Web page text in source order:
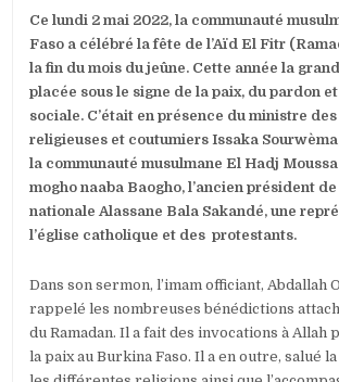
Ce lundi 2 mai 2022, la communauté
Faso a célébré la fête de l’Aïd El Fitr
la fin du mois du jeûne. Cette année la
placée sous le signe de la paix, du pardon
sociale. C’était en présence du ministre
religieuses et coutumiers Issaka
la communauté musulmane El Hadj
mogho naaba Baogho, l’ancien président de
nationale Alassane Bala Sakandé, une
l’église catholique et des protestants.
Dans son sermon, l’imam officiant, Abdallah
rappelé les nombreuses bénédictions
du Ramadan. Il a fait des invocations à Allah
la paix au Burkina Faso. Il a en outre, salué